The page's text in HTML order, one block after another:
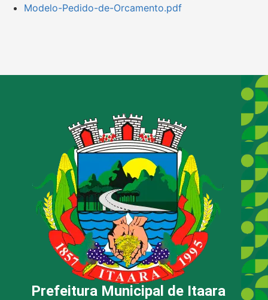
Modelo-Pedido-de-Orcamento.pdf
Prefeitura Municipal de Itaara